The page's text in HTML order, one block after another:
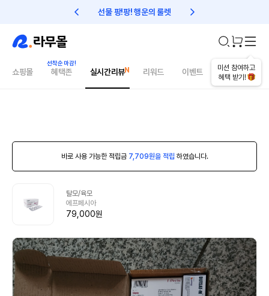
선물 팡!팡! 행운의 룰렛 친구초대 1만원 리워드!
미션 참여하고
혜택 받기!
쇼핑몰 혜택존 실시간리뷰 리워드 이벤트 건강매거진
바로 사용 가능한 적립금 7,709원을 적립 하였습니다.
탈모/육모
에프페시아
79,000원